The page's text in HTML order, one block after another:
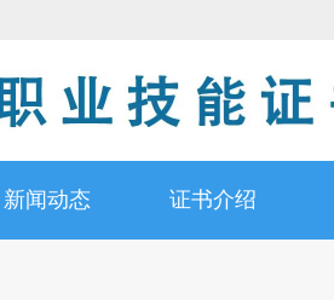
新闻动态 证书介绍